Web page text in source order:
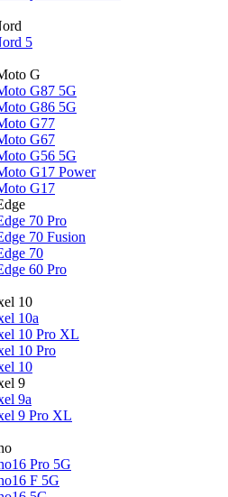
5
G
G87 5G
G86 5G
G77
G67
G56 5G
G17 Power
G17
70 Pro
70 Fusion
70
60 Pro
10
10a
10 Pro XL
10 Pro
10
9
9a
9 Pro XL
Pro 5G
F 5G